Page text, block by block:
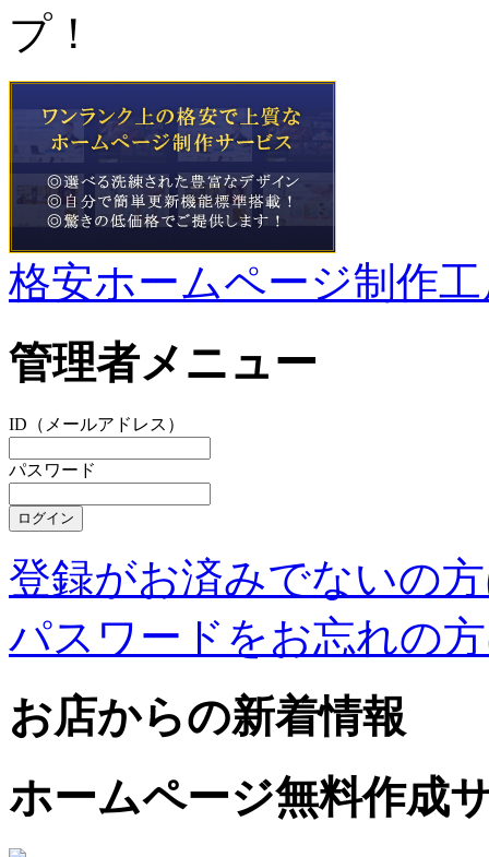
プ！
格安ホームページ制作
管理者メニュー
ID（メールアドレス）
パスワード
登録がお済みでないの
パスワードをお忘れの
お店からの新着情報
ホームページ無料作成